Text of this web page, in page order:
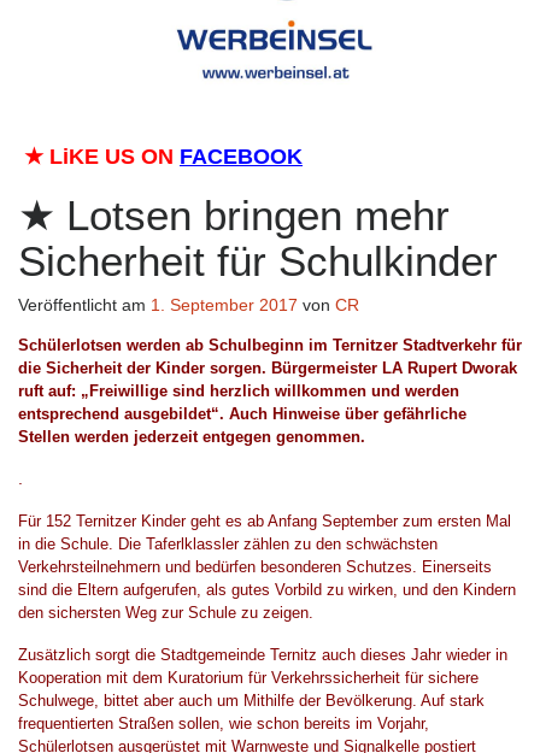
★ LiKE US ON FACEBOOK
Lotsen bringen mehr
Sicherheit für Schulkinder
Veröffentlicht am 1. September 2017 von CR
Schülerlotsen werden ab Schulbeginn im Ternitzer Stadtverkehr für
die Sicherheit der Kinder sorgen. Bürgermeister LA Rupert Dworak
ruft auf: „Freiwillige sind herzlich willkommen und werden
entsprechend ausgebildet“. Auch Hinweise über gefährliche
Stellen werden jederzeit entgegen genommen.
Für 152 Ternitzer Kinder geht es ab Anfang September zum ersten Mal
in die Schule. Die Taferlklassler zählen zu den schwächsten
Verkehrsteilnehmern und bedürfen besonderen Schutzes. Einerseits
sind die Eltern aufgerufen, als gutes Vorbild zu wirken, und den Kindern
den sichersten Weg zur Schule zu zeigen.
Zusätzlich sorgt die Stadtgemeinde Ternitz auch dieses Jahr wieder in
Kooperation mit dem Kuratorium für Verkehrssicherheit für sichere
Schulwege, bittet aber auch um Mithilfe der Bevölkerung. Auf stark
frequentierten Straßen sollen, wie schon bereits im Vorjahr,
Schülerlotsen ausgerüstet mit Warnweste und Signalkelle postiert